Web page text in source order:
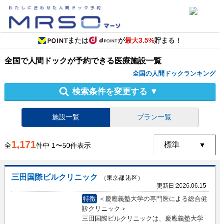
または が最大3.5%貯まる！
全国で人間ドックが予約できる医療施設一覧
全国の人間ドックランキング
検索条件を変更する ▼
施設一覧 プラン一覧
全1,171件中 1〜50件表示
三田国際ビルクリニック
（東京都 港区）
更新日:2026.06.15
特徴
＜慶應義塾大学の専門医による総合健
診クリニック＞
三田国際ビルクリニックは、慶應義塾大学